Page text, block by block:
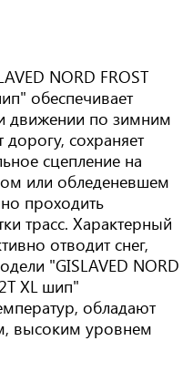
NORD FROST
обеспечивает
движении по зимним
сохраняет
сцепление на
или обледеневшем
проходить
трасс. Характерный
отводит снег,
"GISLAVED NORD
XL шип"
обладают
высоким уровнем